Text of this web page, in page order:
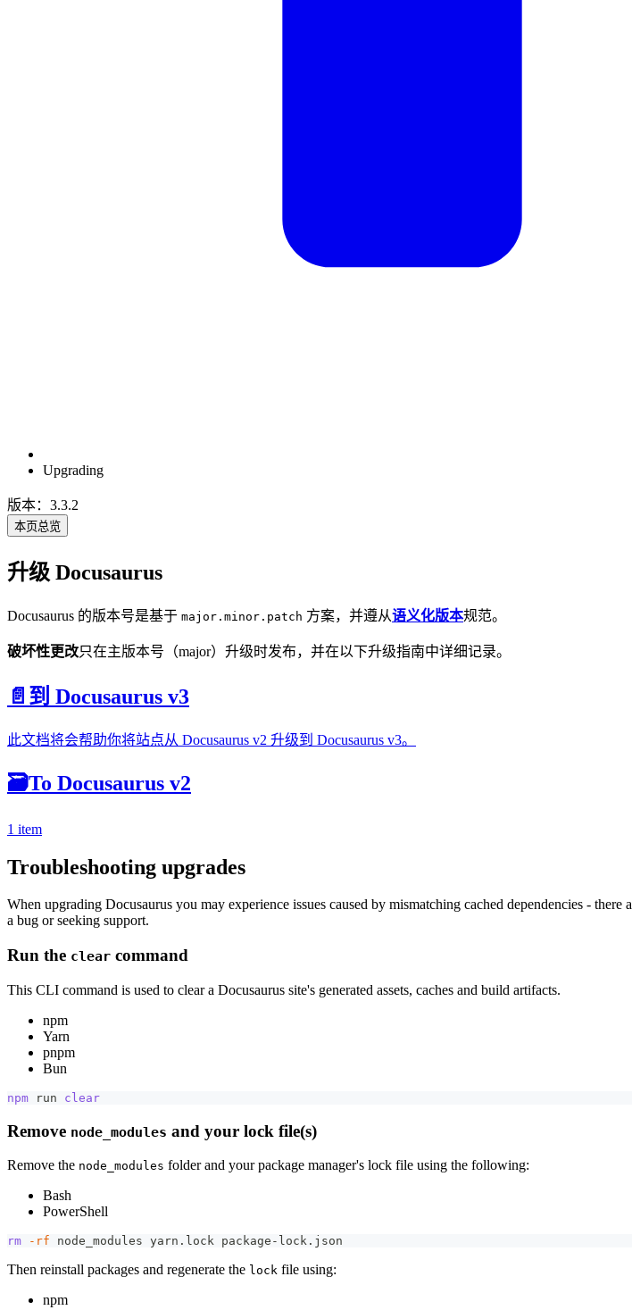
Upgrading
版本：3.3.2
本页总览
升级 Docusaurus
Docusaurus 的版本号是基于 major.minor.patch 方案，并遵从语义化版本规范。
破坏性更改只在主版本号（major）升级时发布，并在以下升级指南中详细记录。
📄️ 到 Docusaurus v3
此文档将会帮助你将站点从 Docusaurus v2 升级到 Docusaurus v3。
🗃️To Docusaurus v2
1 item
Troubleshooting upgrades
When upgrading Docusaurus you may experience issues caused by mismatching cached dependencies -
a bug or seeking support.
Run the clear command
This CLI command is used to clear a Docusaurus site's generated assets, caches and build artifacts.
npm
Yarn
pnpm
Bun
npm run clear
Remove node_modules and your lock file(s)
Remove the node_modules folder and your package manager's lock file using the following:
Bash
PowerShell
rm -rf node_modules yarn.lock package-lock.json
Then reinstall packages and regenerate the lock file using:
npm